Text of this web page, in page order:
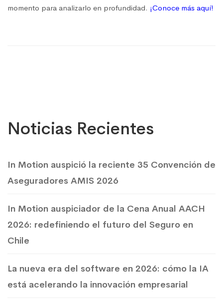
momento para analizarlo en profundidad. ¡Conoce más aquí!
Noticias Recientes
In Motion auspició la reciente 35 Convención de
Aseguradores AMIS 2026
In Motion auspiciador de la Cena Anual AACH
2026: redefiniendo el futuro del Seguro en
Chile
La nueva era del software en 2026: cómo la IA
está acelerando la innovación empresarial